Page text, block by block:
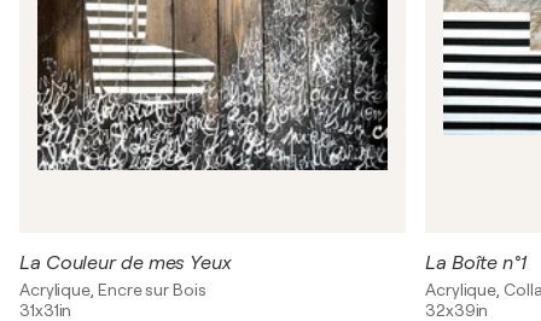
La Couleur de mes Yeux
Acrylique, Encre sur Bois
31x31in
La Boîte n°1
Acrylique,
32x39in